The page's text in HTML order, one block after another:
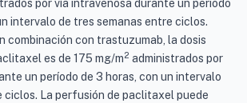
por vía intravenosa durante un periodo
intervalo de tres semanas entre ciclos.
combinación con trastuzumab, la dosis
es de 175 mg/m2 administrados por
un período de 3 horas, con un intervalo
ciclos. La perfusión de paclitaxel puede